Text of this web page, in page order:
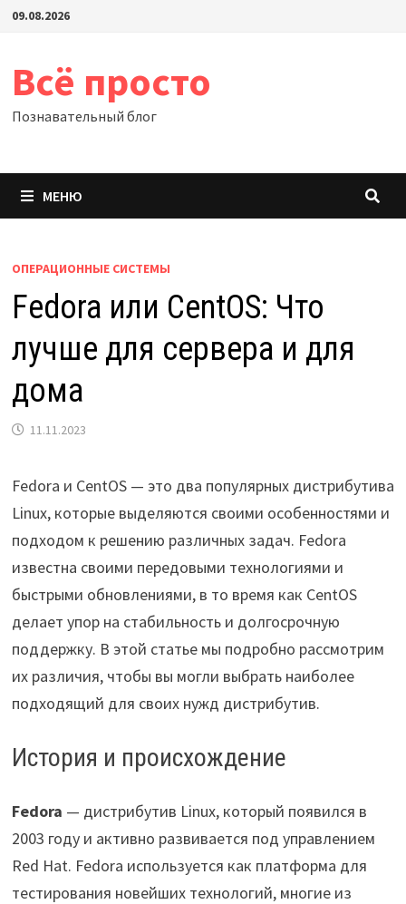
Перейти
09.08.2026
Всё просто
Познавательный блог
МЕНЮ
ОПЕРАЦИОННЫЕ СИСТЕМЫ
Fedora или CentOS: Что
лучше для сервера и для
дома
11.11.2023
Fedora и CentOS — это два популярных дистрибутива
Linux, которые выделяются своими особенностями и
подходом к решению различных задач. Fedora
известна своими передовыми технологиями и
быстрыми обновлениями, в то время как CentOS
делает упор на стабильность и долгосрочную
поддержку. В этой статье мы подробно рассмотрим
их различия, чтобы вы могли выбрать наиболее
подходящий для своих нужд дистрибутив.
История и происхождение
Fedora — дистрибутив Linux, который появился в
2003 году и активно развивается под управлением
Red Hat. Fedora используется как платформа для
тестирования новейших технологий, многие из